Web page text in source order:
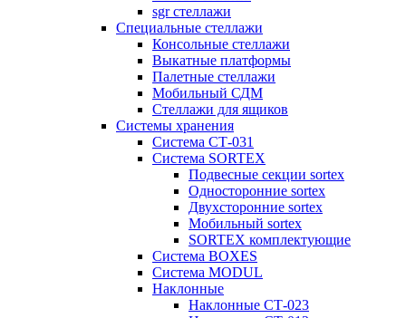
sgr стеллажи
Специальные стеллажи
Консольные стеллажи
Выкатные платформы
Палетные стеллажи
Мобильный СДМ
Стеллажи для ящиков
Системы хранения
Система СТ-031
Система SORTEX
Подвесные секции sortex
Односторонние sortex
Двухсторонние sortex
Мобильный sortex
SORTEX комплектующие
Система BOXES
Система MODUL
Наклонные
Наклонные СТ-023